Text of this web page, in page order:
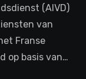
(AIVD)
van
Franse
op basis van…